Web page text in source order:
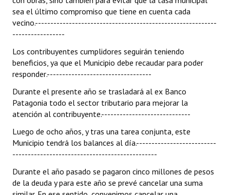
sea el último compromiso que tiene en cuenta cada
vecino.-----------------------------------------------------------
-----------------
Los contribuyentes cumplidores seguirán teniendo
beneficios, ya que el Municipio debe recaudar para poder
responder.----------------------------------
Durante el presente año se trasladará al ex Banco
Patagonia todo el sector tributario para mejorar la
atención al contribuyente.-----------------------------
Luego de ocho años, y tras una tarea conjunta, este
Municipio tendrá los balances al día.--------------------------
-----------------------------------------------
Durante el año pasado se pagaron cinco millones de pesos
de la deuda y para este año se prevé cancelar una suma